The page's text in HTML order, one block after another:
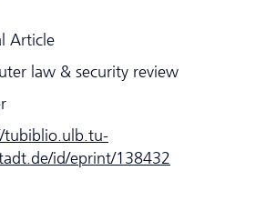
Article
law & security review
tubiblio.ulb.tu-
id/eprint/138432